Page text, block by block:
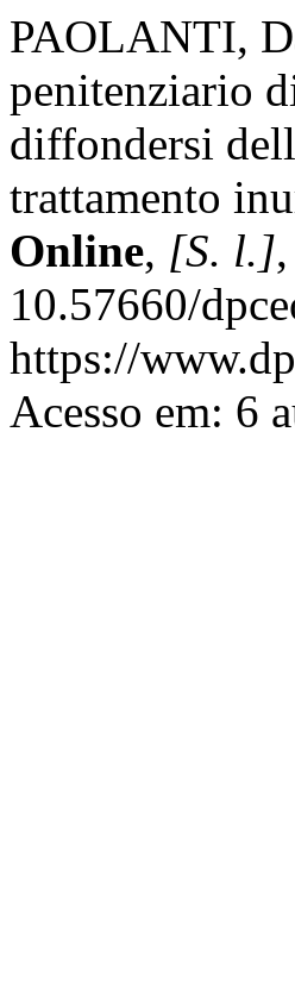
PAOLANTI,
penitenziario
diffondersi
trattamento
Online, [S. l.]
10.57660/
https://
Acesso em: 6